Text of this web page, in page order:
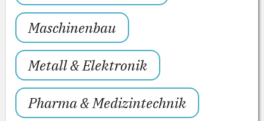
Maschinenbau
Metall & Elektronik
Pharma & Medizintechnik